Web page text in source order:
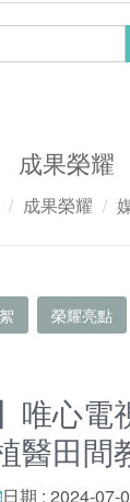
成果榮耀
成果榮耀
榮耀亮點
唯心
醫田間
日期 : 2024-07-